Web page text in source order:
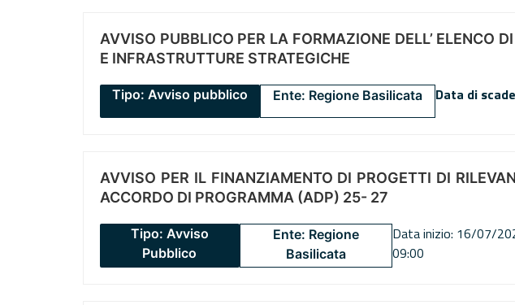
AVVISO PUBBLICO PER LA FORMAZIONE DELL’ ELENCO
E INFRASTRUTTURE STRATEGICHE
Tipo: Avviso pubblico Ente: Regione Basilicata Data di
AVVISO PER IL FINANZIAMENTO DI PROGETTI DI
ACCORDO DI PROGRAMMA (ADP) 25- 27
Tipo: Avviso
Pubblico
Ente: Regione
Basilicata
Data inizio: 16/07/
09:00